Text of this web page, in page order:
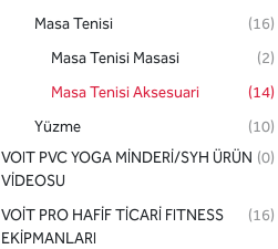
Masa Tenisi
(16)
Masa Tenisi Masasi
(2)
Masa Tenisi Aksesuari
(14)
Yüzme
(10)
Bedminton
(4)
Boks Torbasi
VOIT PVC YOGA MİNDERİ/SYH ÜRÜN
VİDEOSU
(0)
VOİT PRO HAFİF TİCARİ FITNESS
EKİPMANLARI
(16)